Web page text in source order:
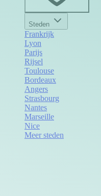
Steden
Frankrijk
Lyon
Parijs
Rijsel
Toulouse
Bordeaux
Angers
Strasbourg
Nantes
Marseille
Nice
Meer steden